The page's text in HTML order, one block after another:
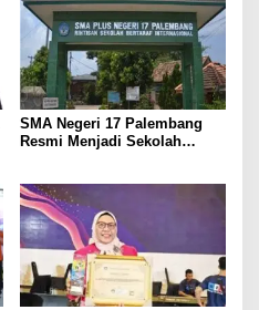
SMA Negeri 17 Palembang
Resmi Menjadi Sekolah